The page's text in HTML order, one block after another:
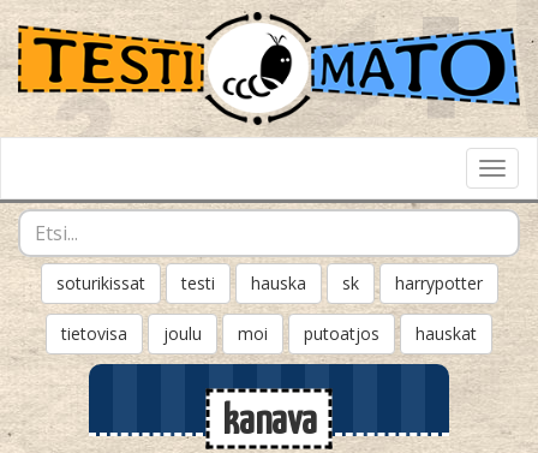
soturikissat testi hauska sk harrypotter
tietovisa joulu moi putoatjos hauskat
kanava